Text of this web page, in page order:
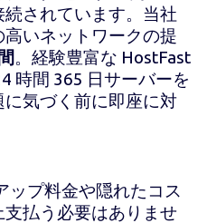
されています。当社
いネットワークの提
。経験豊富な HostFast
時間 365 日サーバーを
気づく前に即座に対
ップ料金や隠れたコス
支払う必要はありませ